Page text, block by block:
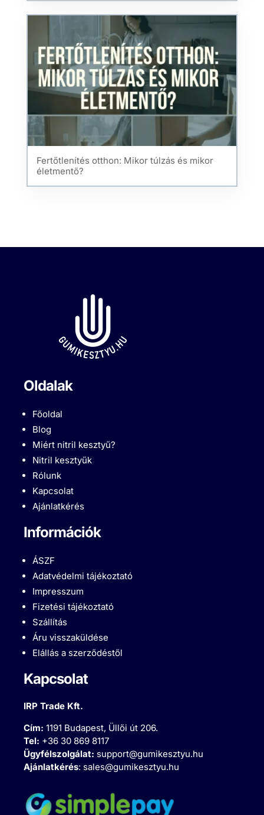
Fertőtlenítés otthon: Mikor túlzás és mikor
életmentő?
Oldalak
Főoldal
Blog
Miért nitril kesztyű?
Nitril kesztyűk
Rólunk
Kapcsolat
Ajánlatkérés
Információk
ÁSZF
Adatvédelmi tájékoztató
Impresszum
Fizetési tájékoztató
Szállítás
Áru visszaküldése
Elállás a szerződéstől
Kapcsolat
IRP Trade Kft.
Cím:1191 Budapest, Üllői út 206.
Tel: +36 30 869 8117
Ügyfélszolgálat: support@gumikesztyu.hu
Ajánlatkérés: sales@gumikesztyu.hu